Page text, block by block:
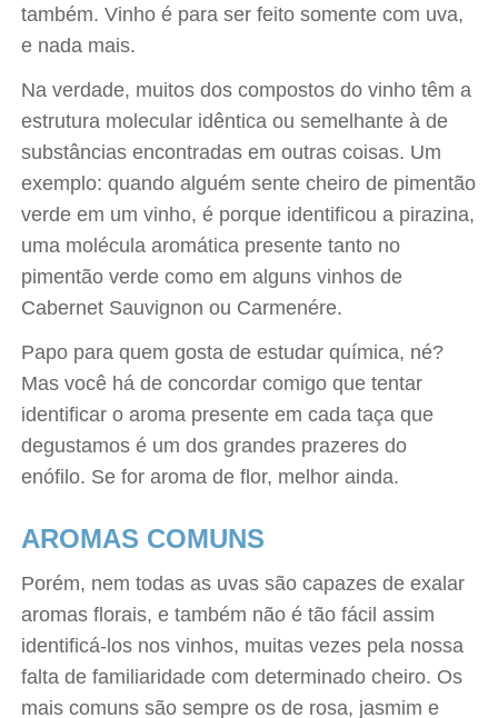
também. Vinho é para ser feito somente com uva,
e nada mais.
Na verdade, muitos dos compostos do vinho têm a
estrutura molecular idêntica ou semelhante à de
substâncias encontradas em outras coisas. Um
exemplo: quando alguém sente cheiro de pimentão
verde em um vinho, é porque identificou a pirazina,
uma molécula aromática presente tanto no
pimentão verde como em alguns vinhos de
Cabernet Sauvignon ou Carmenére.
Papo para quem gosta de estudar química, né?
Mas você há de concordar comigo que tentar
identificar o aroma presente em cada taça que
degustamos é um dos grandes prazeres do
enófilo. Se for aroma de flor, melhor ainda.
AROMAS COMUNS
Porém, nem todas as uvas são capazes de exalar
aromas florais, e também não é tão fácil assim
identificá-los nos vinhos, muitas vezes pela nossa
falta de familiaridade com determinado cheiro. Os
mais comuns são sempre os de rosa, jasmim e